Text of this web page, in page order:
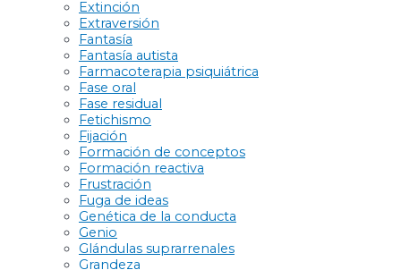
Extinción
Extraversión
Fantasía
Fantasía autista
Farmacoterapia psiquiátrica
Fase oral
Fase residual
Fetichismo
Fijación
Formación de conceptos
Formación reactiva
Frustración
Fuga de ideas
Genética de la conducta
Genio
Glándulas suprarrenales
Grandeza